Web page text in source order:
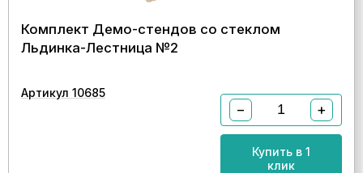
Комплект Демо-стендов со стеклом
Льдинка-Лестница №2
Артикул 10685
− +
Купить в 1
клик